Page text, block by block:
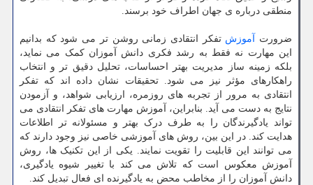
منطقی درباره ی جهان اطراف خود برسند.
ضرورت آموزش تفکر انتقادی زمانی روشن تر می شود که بدانیم
این مهارت نه فقط به رشد فکری دانش آموزان کمک می نماید،
بلکه زمینه ساز مدیریت بهتر احساسات، تحلیل دقیق تر و انتخاب
راهکارهای مؤثر نیز می شود. تحقیقات نشان داده اند که تفکر
انتقادی به مرور از تجربه های روزمره، ارزیابی شواهد، و آزمودن
نتایج به دست می آید. بنابراین، آموزش مهارت های تفکر انتقادی می
تواند یادگیرندگان را به طرف درک بهتر و مسئولانه تر اطلاعات
هدایت کند. در این بین، روش های آموزشی خاصی نیز وجود دارند که
می توانند این قابلیت را تقویت نمایند. یکی از این تکنیک ها، روش
آموزش معکوس است که تلاش می کند با تغییر شیوه یادگیری،
دانش آموزان را از مخاطب محض به یادگیرنده ای فعال تبدیل کند.